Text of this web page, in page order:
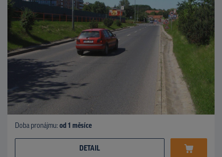
Doba pronájmu: od 1 měsíce
DETAIL